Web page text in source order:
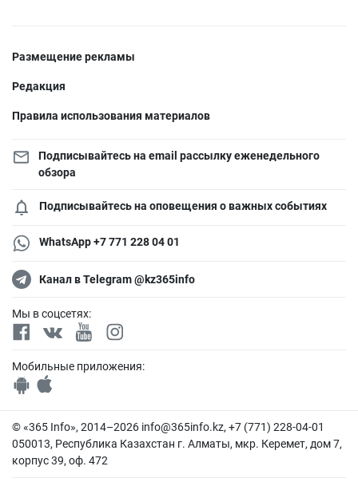
Размещение рекламы
Редакция
Правила использования материалов
Подписывайтесь на email рассылку еженедельного
обзора
Подписывайтесь на оповещения о важных событиях
WhatsApp +7 771 228 04 01
Канал в Telegram @kz365info
Мы в соцсетях:
Мобильные приложения:
© «365 Info», 2014–2026 info@365info.kz, +7 (771) 228-04-01
050013, Республика Казахстан г. Алматы, мкр. Керемет, дом 7,
корпус 39, оф. 472